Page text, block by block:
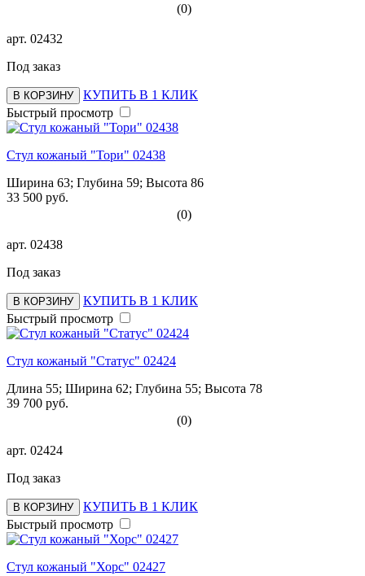
(0)
арт. 02432
Под заказ
В КОРЗИНУ
КУПИТЬ В 1 КЛИК
Быстрый просмотр
Стул кожаный "Тори" 02438
Ширина 63; Глубина 59; Высота 86
33 500 руб.
(0)
арт. 02438
Под заказ
В КОРЗИНУ
КУПИТЬ В 1 КЛИК
Быстрый просмотр
Стул кожаный "Статус" 02424
Длина 55; Ширина 62; Глубина 55; Высота 78
39 700 руб.
(0)
арт. 02424
Под заказ
В КОРЗИНУ
КУПИТЬ В 1 КЛИК
Быстрый просмотр
Стул кожаный "Хорс" 02427